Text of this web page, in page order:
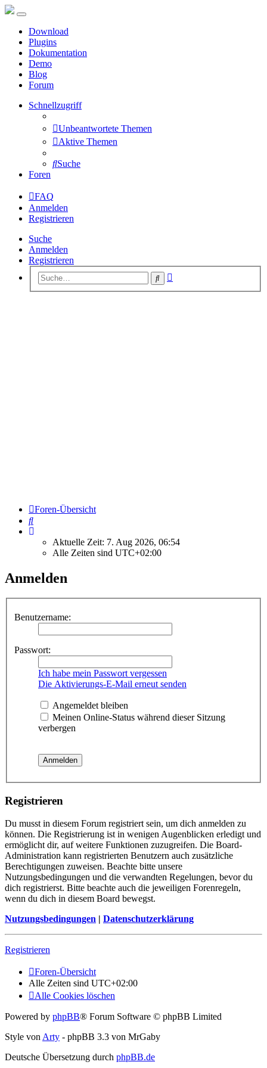
Download
Plugins
Dokumentation
Demo
Blog
Forum
Schnellzugriff
Unbeantwortete Themen
Aktive Themen
Suche
Foren
FAQ
Anmelden
Registrieren
Suche
Anmelden
Registrieren
Suche
Foren-Übersicht
Suche
Aktuelle Zeit: 7. Aug 2026, 06:54
Alle Zeiten sind UTC+02:00
Anmelden
Benutzername:
Passwort:
Ich habe mein Passwort vergessen
Die Aktivierungs-E-Mail erneut senden
Angemeldet bleiben
Meinen Online-Status während dieser Sitzung
verbergen
Registrieren
Du musst in diesem Forum registriert sein, um dich anmelden zu
können. Die Registrierung ist in wenigen Augenblicken erledigt und
ermöglicht dir, auf weitere Funktionen zuzugreifen. Die Board-
Administration kann registrierten Benutzern auch zusätzliche
Berechtigungen zuweisen. Beachte bitte unsere
Nutzungsbedingungen und die verwandten Regelungen, bevor du
dich registrierst. Bitte beachte auch die jeweiligen Forenregeln,
wenn du dich in diesem Board bewegst.
Nutzungsbedingungen | Datenschutzerklärung
Registrieren
Foren-Übersicht
Alle Zeiten sind UTC+02:00
Alle Cookies löschen
Powered by phpBB® Forum Software © phpBB Limited
Style vonArty - phpBB 3.3 von MrGaby
Deutsche Übersetzung durch phpBB.de